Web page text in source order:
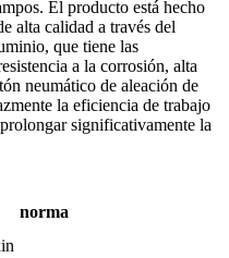
El producto está hecho
alta calidad a través del
que tiene las
a la corrosión, alta
neumático de aleación de
la eficiencia de trabajo
significativamente la
norma